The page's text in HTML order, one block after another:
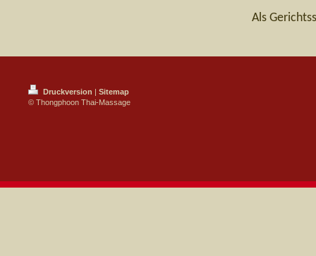
Als
Druckversion | Sitemap
© Thongphoon Thai-Massage